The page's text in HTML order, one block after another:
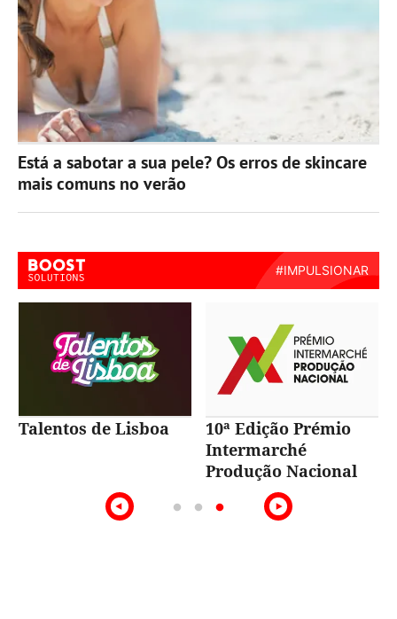
Está a sabotar a sua pele? Os erros de skincare
mais comuns no verão
Talentos de Lisboa
10ª Edição Prémio
Intermarché
Produção Nacional